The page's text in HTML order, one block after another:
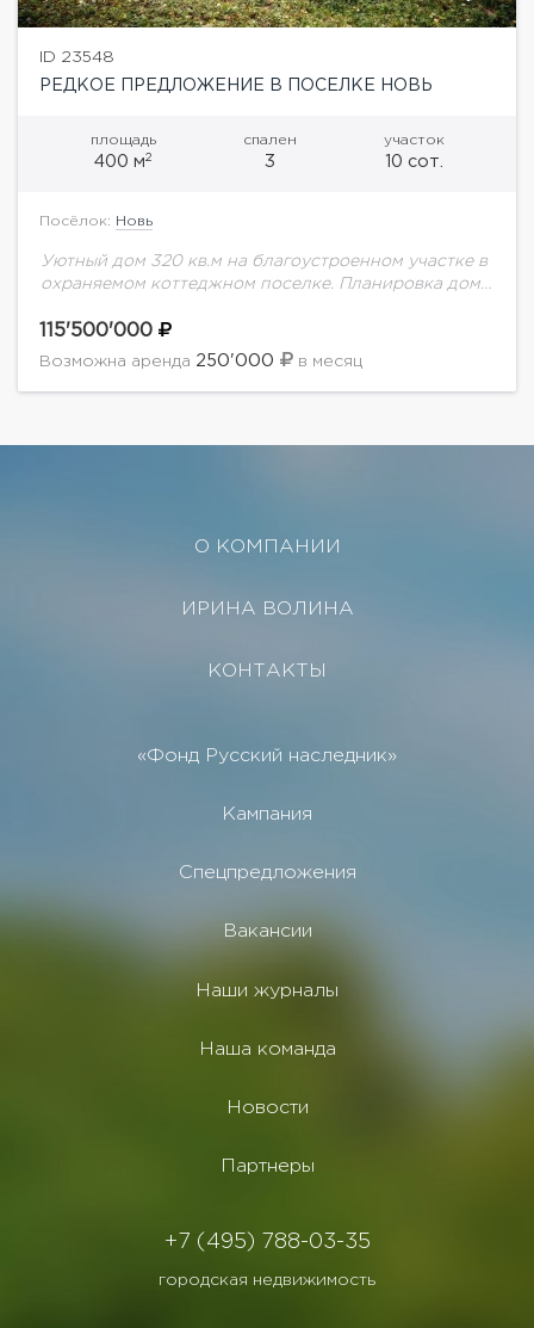
ID 23548
РЕДКОЕ ПРЕДЛОЖЕНИЕ В ПОСЕЛКЕ НОВЬ
площадь
400 м2
спален
3
участок
10 сот.
Посёлок: Новь
Уютный дом 320 кв.м на благоустроенном участке в
охраняемом коттеджном поселке. Планировка дома:
2-й этаж: 3 спальни, санузел; 3-й этаж:...
115'500'000
Возможна аренда 250'000 в месяц
О КОМПАНИИ
ИРИНА ВОЛИНА
КОНТАКТЫ
«Фонд Русский наследник»
Кампания
Спецпредложения
Вакансии
Наши журналы
Наша команда
Новости
Партнеры
+7 (495) 788-03-35
городская недвижимость